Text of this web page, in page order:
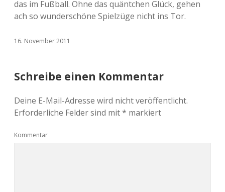
das im Fußball. Ohne das quäntchen Glück, gehen
ach so wunderschöne Spielzüge nicht ins Tor.
16. November 2011
Schreibe einen Kommentar
Deine E-Mail-Adresse wird nicht veröffentlicht.
Erforderliche Felder sind mit* markiert
Kommentar